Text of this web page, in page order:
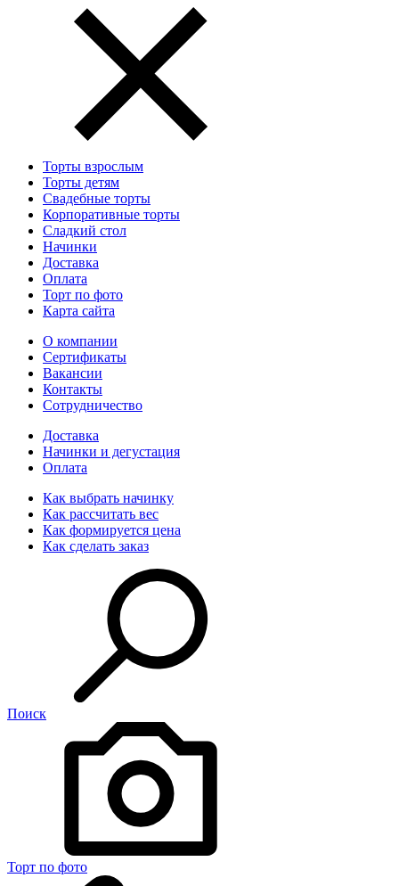
Торты взрослым
Торты детям
Свадебные торты
Корпоративные торты
Сладкий стол
Начинки
Доставка
Оплата
Торт по фото
Карта сайта
О компании
Сертификаты
Вакансии
Контакты
Сотрудничество
Доставка
Начинки и дегустация
Оплата
Как выбрать начинку
Как рассчитать вес
Как формируется цена
Как сделать заказ
Поиск
Торт по фото